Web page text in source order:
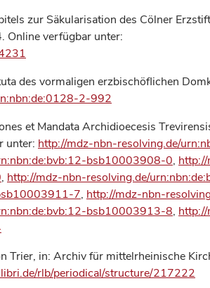
zur Säkularisation des Cölner
Online verfügbar unter:
des vormaligen erzbischöflichen
2-992
et Mandata Archidioecesis
unter: http://mdz-nbn-resolving.de/
bsb10003908-0,
, http://mdz-nbn-resolving.de/
7, http://mdz-nbn-
bsb10003913-8,
Trier, in: Archiv für mittelrheinische
rlb/periodical/structure/217222